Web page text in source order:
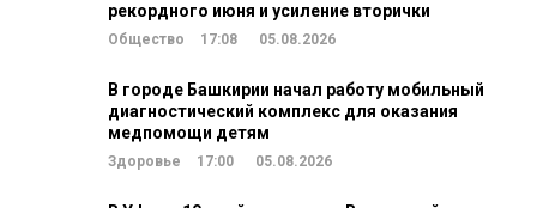
рекордного июня и усиление вторички
Общество 17:08 05.08.2026
В городе Башкирии начал работу мобильный
диагностический комплекс для оказания
медпомощи детям
Здоровье 17:00 05.08.2026